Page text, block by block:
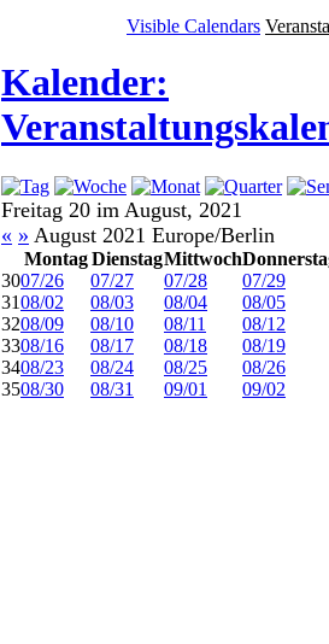
Visible Calendars
Kalender:
Freitag 20 im August, 2021
« » August 2021 Europe/Berlin
Montag DienstagMittwoch
3007/26 07/27 07/28
07/29
3108/02 08/03 08/04
08/05
3208/09 08/10 08/11
08/12
3308/16 08/17 08/18
08/19
3408/23 08/24 08/25
08/26
3508/30 08/31 09/01 09/02